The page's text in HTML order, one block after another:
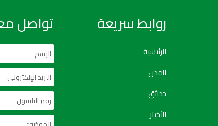
روابط سريعة
الرئيسية
المدن
حدائق
الأخبار
تواصل